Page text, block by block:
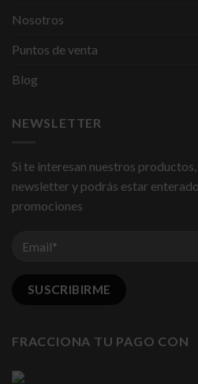
Nosotros
Puntos de venta
Blog
NEWSLETTER
Si te interesan nuestros
newsletter y podrás estar
promociones
FRACCIONA TU PAGO CON